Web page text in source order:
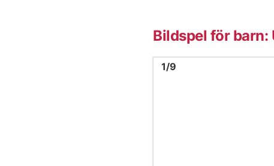
Bildspel för barn:
Bild1
1/9